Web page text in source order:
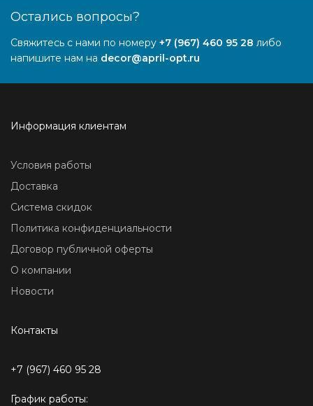
Остались вопросы?
Свяжитесь с нами по номеру +7 (967) 460 95 28 либо
напишите нам на decor@april-opt.ru
Информация клиентам
Условия работы
Доставка
Система скидок
Политика конфиденциальности
Договор публичной оферты
О компании
Новости
Контакты
+7 (967) 460 95 28
График работы: